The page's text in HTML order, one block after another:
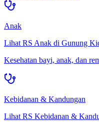
Anak
Lihat RS Anak di Gunung
Kesehatan bayi, anak, dan
Kebidanan & Kandungan
Lihat RS Kebidanan &